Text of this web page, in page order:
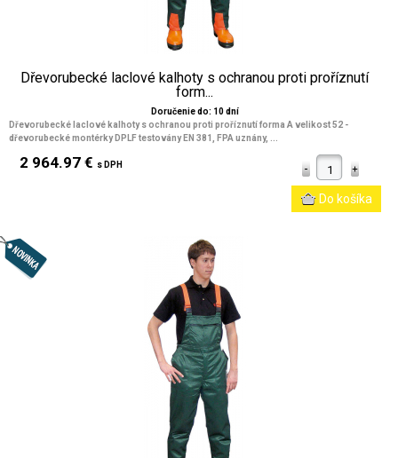
Dřevorubecké laclové kalhoty s ochranou proti proříznutí
form...
Doručenie do: 10 dní
Dřevorubecké laclové kalhoty s ochranou proti proříznutí forma A velikost 52 -
dřevorubecké montérky DPLF testovány EN 381, FPA uznány, ...
2 964.97 € s DPH